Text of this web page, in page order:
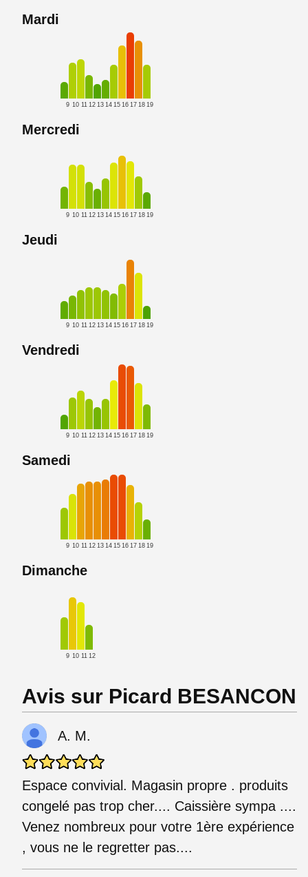
Mardi
9 10 11 12 13 14 15 16 17 18 19
Mercredi
9 10 11 12 13 14 15 16 17 18 19
Jeudi
9 10 11 12 13 14 15 16 17 18 19
Vendredi
9 10 11 12 13 14 15 16 17 18 19
Samedi
9 10 11 12 13 14 15 16 17 18 19
Dimanche
9 10 11 12
Avis sur Picard BESANCON
A. M.
Espace convivial. Magasin propre . produits
congelé pas trop cher.... Caissière sympa ....
Venez nombreux pour votre 1ère expérience
, vous ne le regretter pas....